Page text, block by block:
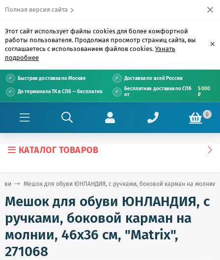
Полная версия сайта
Этот сайт использует файлы cookies для более комфортной
работы пользователя. Продолжая просмотр страниц сайта, вы
соглашаетесь с использованием файлов cookies. Узнать
подробнее
×
Быстрая доставка по Москве Доставка по всей России
До терминала ТК в СПб — бесплатно
Бесплатная доставка по СПб
от
5 000
₽
0
КАТАЛОГ ТОВАРОВ
Мешок для обуви ЮНЛАНДИЯ, с ручками, боковой карман на молнии,
Мешок для обуви ЮНЛАНДИЯ, с
ручками, боковой карман на
молнии, 46х36 см, "Matrix",
271068